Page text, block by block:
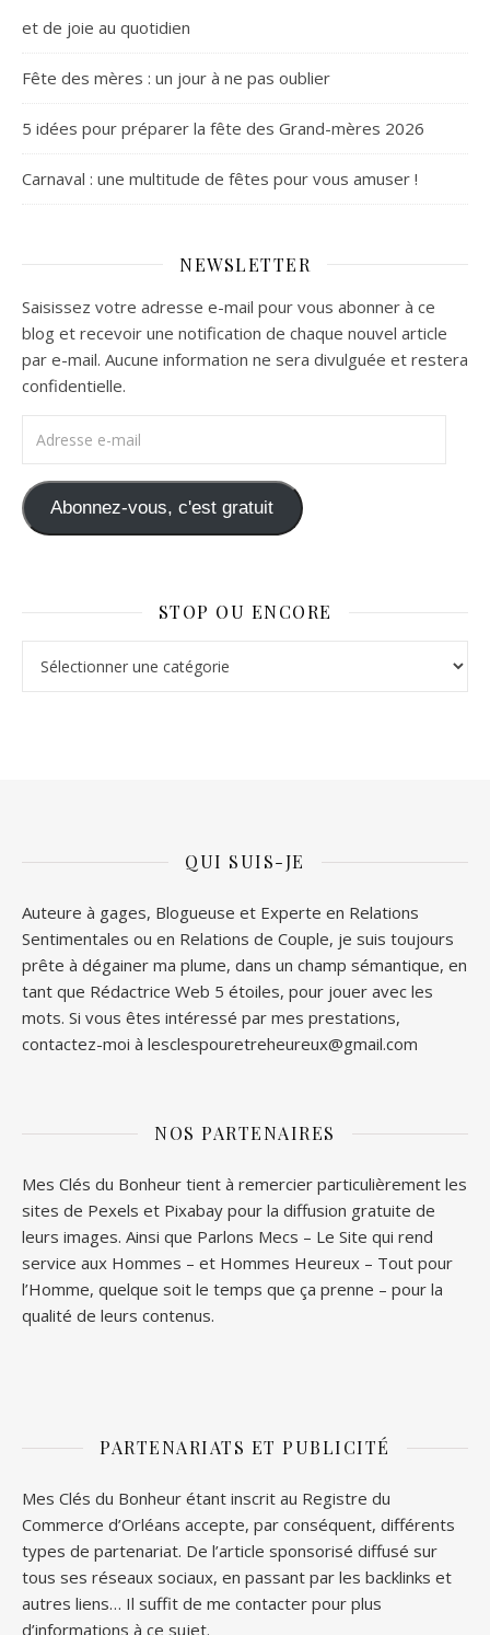
et de joie au quotidien
Fête des mères : un jour à ne pas oublier
5 idées pour préparer la fête des Grand-mères 2026
Carnaval : une multitude de fêtes pour vous amuser !
NEWSLETTER
Saisissez votre adresse e-mail pour vous abonner à ce
blog et recevoir une notification de chaque nouvel article
par e-mail. Aucune information ne sera divulguée et restera
confidentielle.
Abonnez-vous, c'est gratuit
STOP OU ENCORE
QUI SUIS-JE
Auteure à gages, Blogueuse et Experte en Relations
Sentimentales ou en Relations de Couple, je suis toujours
prête à dégainer ma plume, dans un champ sémantique, en
tant que Rédactrice Web 5 étoiles, pour jouer avec les
mots. Si vous êtes intéressé par mes prestations,
contactez-moi à lesclespouretreheureux@gmail.com
NOS PARTENAIRES
Mes Clés du Bonheur tient à remercier particulièrement les
sites de Pexels et Pixabay pour la diffusion gratuite de
leurs images. Ainsi que Parlons Mecs – Le Site qui rend
service aux Hommes – et Hommes Heureux – Tout pour
l’Homme, quelque soit le temps que ça prenne – pour la
qualité de leurs contenus.
PARTENARIATS ET PUBLICITÉ
Mes Clés du Bonheur étant inscrit au Registre du
Commerce d’Orléans accepte, par conséquent, différents
types de partenariat. De l’article sponsorisé diffusé sur
tous ses réseaux sociaux, en passant par les backlinks et
autres liens… Il suffit de me contacter pour plus
d’informations à ce sujet.